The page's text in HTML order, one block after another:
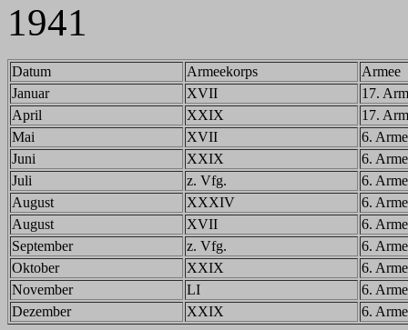
1941
Datum Armeekorps
Armee
Januar
XVII
17.
April
XXIX
17.
Mai
XVII
6.
Juni
XXIX
6.
Juli
z. Vfg.
6.
August
XXXIV
6.
August
XVII
6.
September
z. Vfg.
6.
Oktober
XXIX
6.
November
LI
6.
Dezember
XXIX 6.